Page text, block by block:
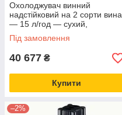
Охолоджувач винний
надстійковий на 2 сорти вина
— 15 л/год — сухий,
дерев'яний бочонок, Soudek
1/8, Lindr, Чехія
Під замовлення
40 677 ₴
Купити
–2%